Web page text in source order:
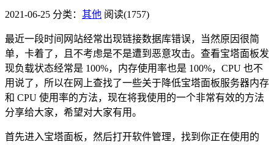
2021-06-25 分类： 其他 阅读(1757)
最近一段时间网站经常出现链接数据库错误，当然原因很简
单，卡着了，且不考虑是不是遭到恶意攻击。查看宝塔面板发
现负载状态经常是 100%，内存使用率也是 100%，CPU 也不
用说了，所以在网上查找了一些关于降低宝塔面板服务器内存
和 CPU 使用率的方法，现在将我使用的一个非常有效的方法
分享给大家，希望对大家有用。
首先进入宝塔面板，然后打开软件管理，找到你正在使用的